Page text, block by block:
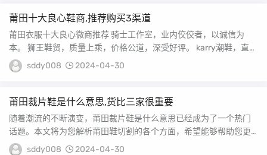
莆田十大良心鞋商,推荐购买3渠道
莆田衣服十大良心微商推荐 骑士工作室，业内佼佼者，以诚信为
本。 狮王鞋贸，质量上乘，价格公道，深受好评。 karry潮鞋，直接
供货，保...
sddy008 2024-04-30
莆田裁片鞋是什么意思,货比三家很重要
随着潮流的不断演变，莆田裁片鞋是什么意思已经成为了一个热门
话题。本文将为您解析莆田鞋切割的各个方面，希望能够帮助您更
好地理解这一领域。...
sddy008 2024-04-30